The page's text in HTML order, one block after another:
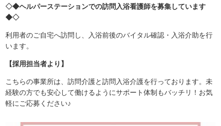
◇◆ヘルパーステーションでの訪問入浴看護師を募集しています
◆◇
利用者のご自宅へ訪問し、入浴前後のバイタル確認・入浴介助を行
います。
【採用担当者より】
こちらの事業所は、訪問介護と訪問入浴介護を行っております。未
経験の方でも安心して働けるようにサポート体制もバッチリ！お気
軽にご応募ください♪